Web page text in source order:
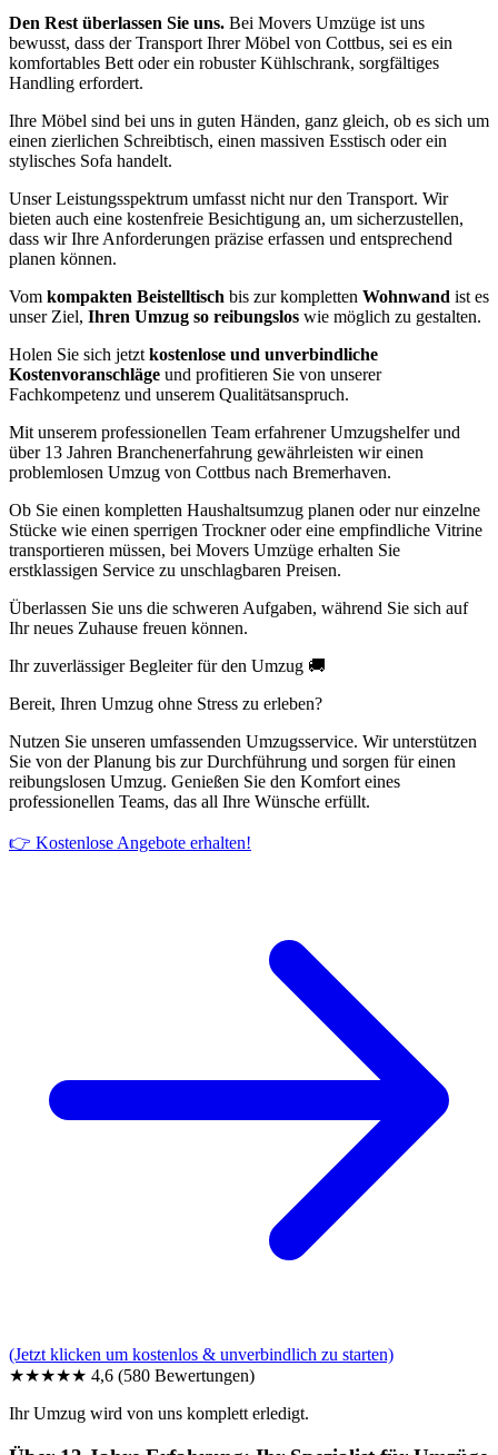
Den Rest überlassen Sie uns. Bei Movers Umzüge ist uns
bewusst, dass der Transport Ihrer Möbel von Cottbus, sei es ein
komfortables Bett oder ein robuster Kühlschrank, sorgfältiges
Handling erfordert.
Ihre Möbel sind bei uns in guten Händen, ganz gleich, ob es sich um
einen zierlichen Schreibtisch, einen massiven Esstisch oder ein
stylisches Sofa handelt.
Unser Leistungsspektrum umfasst nicht nur den Transport. Wir
bieten auch eine kostenfreie Besichtigung an, um sicherzustellen,
dass wir Ihre Anforderungen präzise erfassen und entsprechend
planen können.
Vom kompakten Beistelltisch bis zur kompletten Wohnwand ist es
unser Ziel, Ihren Umzug so reibungslos wie möglich zu gestalten.
Holen Sie sich jetzt kostenlose und unverbindliche
Kostenvoranschläge und profitieren Sie von unserer
Fachkompetenz und unserem Qualitätsanspruch.
Mit unserem professionellen Team erfahrener Umzugshelfer und
über 13 Jahren Branchenerfahrung gewährleisten wir einen
problemlosen Umzug von Cottbus nach Bremerhaven.
Ob Sie einen kompletten Haushaltsumzug planen oder nur einzelne
Stücke wie einen sperrigen Trockner oder eine empfindliche Vitrine
transportieren müssen, bei Movers Umzüge erhalten Sie
erstklassigen Service zu unschlagbaren Preisen.
Überlassen Sie uns die schweren Aufgaben, während Sie sich auf
Ihr neues Zuhause freuen können.
Ihr zuverlässiger Begleiter für den Umzug 🚚
Bereit, Ihren Umzug ohne Stress zu erleben?
Nutzen Sie unseren umfassenden Umzugsservice. Wir unterstützen
Sie von der Planung bis zur Durchführung und sorgen für einen
reibungslosen Umzug. Genießen Sie den Komfort eines
professionellen Teams, das all Ihre Wünsche erfüllt.
👉 Kostenlose Angebote erhalten!
(Jetzt klicken um kostenlos & unverbindlich zu starten)
★★★★★ 4,6 (580 Bewertungen)
Ihr Umzug wird von uns komplett erledigt.